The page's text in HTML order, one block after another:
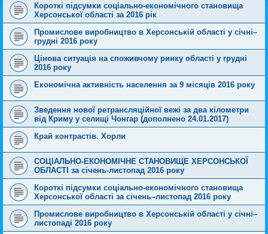
Короткі підсумки соціально-економічного становища
Херсонської області за 2016 рік
Промислове виробництво в Херсонській області у січні–
грудні 2016 року
Цінова ситуація на споживчому ринку області у грудні
2016 року
Економічна активність населення за 9 місяців 2016 року
Зведення нової ретрансляційної вежі за два кілометри
від Криму у селищі Чонгар (дополнено 24.01.2017)
Край контрастів. Хорли
СОЦІАЛЬНО-ЕКОНОМІЧНЕ СТАНОВИЩЕ ХЕРСОНСЬКОЇ
ОБЛАСТІ за січень-листопад 2016 року
Короткі підсумки соціально-економічного становища
Херсонської області за cічень–листопад 2016 року
Промислове виробництво в Херсонській області у січні–
листопаді 2016 року